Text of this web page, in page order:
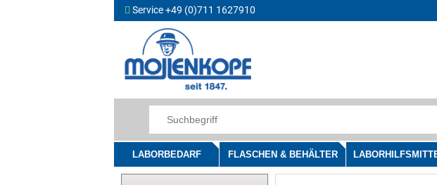
Service +49 (0)711 1627910
LABORBEDARF FLASCHEN & BEHÄLTER